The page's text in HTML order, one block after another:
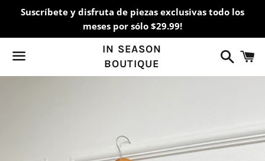
Suscríbete y disfruta de piezas exclusivas todo los
meses por sólo $29.99!
IN SEASON
BOUTIQUE
Buscar